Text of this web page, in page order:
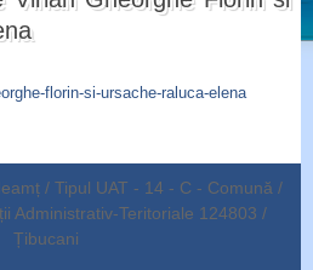
florin-si-ursache-raluca-elena
/ Tipul UAT - 14 - C - Comună /
Administrativ-Teritoriale 124803 /
Țibucani